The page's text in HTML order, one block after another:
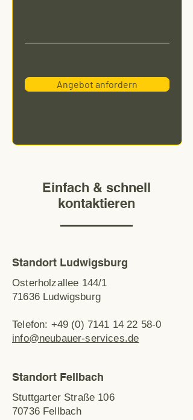
Angebot anfordern
Einfach & schnell
kontaktieren
Standort Ludwigsburg
Osterholzallee 144/1
71636 Ludwigsburg
Telefon: +49 (0) 7141 14 22 58-0
info@neubauer-services.de
Standort Fellbach
Stuttgarter Straße 106
70736 Fellbach